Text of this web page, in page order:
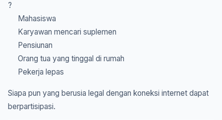
?
Mahasiswa
Karyawan mencari suplemen
Pensiunan
Orang tua yang tinggal di rumah
Pekerja lepas
Siapa pun yang berusia legal dengan koneksi internet dapat
berpartisipasi.